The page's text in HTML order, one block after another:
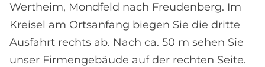
Wertheim, Mond­feld nach Freudenberg. Im
Kreisel am Ortsanfang biegen Sie die dritte
Ausfahrt rechts ab. Nach ca. 50 m sehen Sie
unser Firmengebäude auf der rechten Seite.